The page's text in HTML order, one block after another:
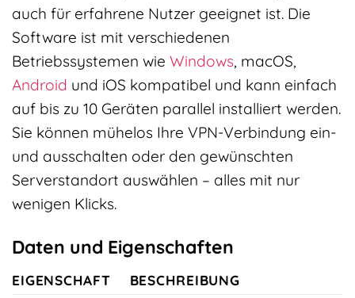
auch für erfahrene Nutzer geeignet ist. Die
Software ist mit verschiedenen
Betriebssystemen wie Windows, macOS,
Android und iOS kompatibel und kann einfach
auf bis zu 10 Geräten parallel installiert werden.
Sie können mühelos Ihre VPN-Verbindung ein-
und ausschalten oder den gewünschten
Serverstandort auswählen – alles mit nur
wenigen Klicks.
Daten und Eigenschaften
EIGENSCHAFT
BESCHREIBUNG